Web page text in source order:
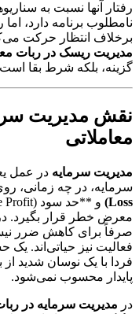
رفتار آنها نسبت به
برخلاف انتظار حرکت
مدیریت ریسک در ربات
گزینه، بلکه شرط بقا
نقش مدیریت
معاملاتی
مدیریت سرمایه در عمل
سرمایه، در چه زمانی،
Loss) و **حد سود (Take Profit)**ی، و با چه
معرض خطر قرار بگیرد.
صرفاً برای کاهش ضرر
فردا با یک نوسان شدید
پایدار محسوب نمی‌شود.
در مدیریت سرمایه در